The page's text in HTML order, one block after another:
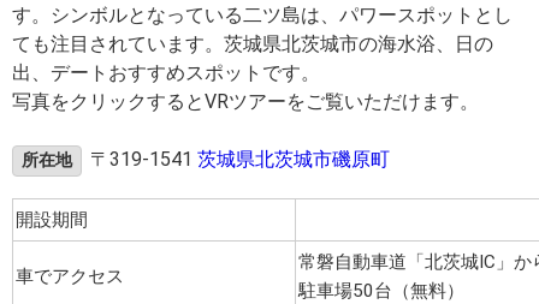
す。シンボルとなっている二ツ島は、パワースポットとし
ても注目されています。茨城県北茨城市の海水浴、日の
出、デートおすすめスポットです。
写真をクリックするとVRツアーをご覧いただけます。
所在地 〒319-1541 茨城県北茨城市磯原町
開設期間
車でアクセス
常磐自動車道「北茨城IC」か
駐車場50台（無料）